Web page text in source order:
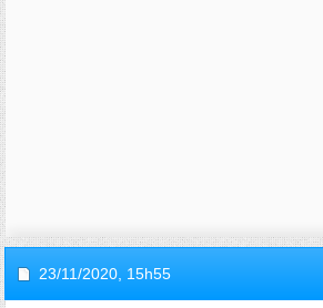
23/11/2020, 15h55